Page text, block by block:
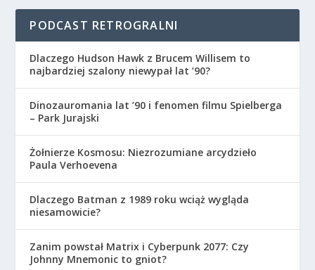
PODCAST RETROGRALNI
Dlaczego Hudson Hawk z Brucem Willisem to
najbardziej szalony niewypał lat ’90?
Dinozauromania lat ’90 i fenomen filmu Spielberga
– Park Jurajski
Żołnierze Kosmosu: Niezrozumiane arcydzieło
Paula Verhoevena
Dlaczego Batman z 1989 roku wciąż wygląda
niesamowicie?
Zanim powstał Matrix i Cyberpunk 2077: Czy
Johnny Mnemonic to gniot?